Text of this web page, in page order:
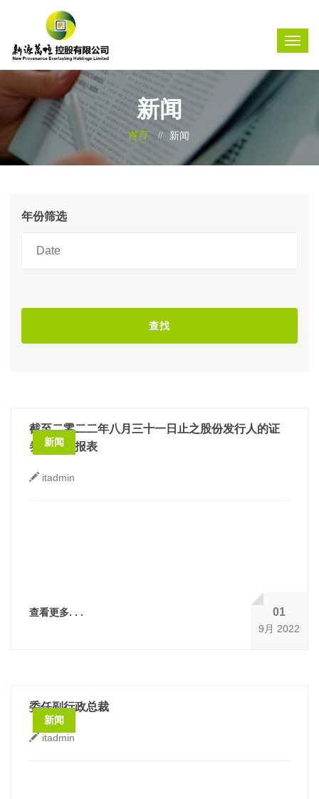
新闻
首頁 新闻
年份筛选
查找
新闻
截至二零二二年八月三十一日止之股份发行人的证
券变动月报表
itadmin
查看更多. . . 01
9月 2022
新闻
委任副行政总裁
itadmin